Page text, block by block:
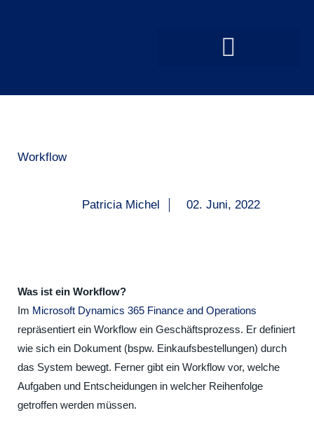
Workflow
Patricia Michel 02. Juni, 2022
Was ist ein Workflow?
Im Microsoft Dynamics 365 Finance and Operations
repräsentiert ein Workflow ein Geschäftsprozess. Er definiert
wie sich ein Dokument (bspw. Einkaufsbestellungen) durch
das System bewegt. Ferner gibt ein Workflow vor, welche
Aufgaben und Entscheidungen in welcher Reihenfolge
getroffen werden müssen.